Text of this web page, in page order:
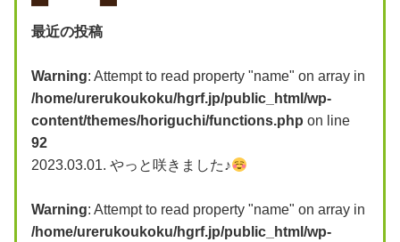
最近の投稿
Warning: Attempt to read property "name" on array in
/home/urerukoukoku/hgrf.jp/public_html/wp-
content/themes/horiguchi/functions.php on line
92
2023.03.01. やっと咲きました♪
Warning: Attempt to read property "name" on array in
/home/urerukoukoku/hgrf.jp/public_html/wp-